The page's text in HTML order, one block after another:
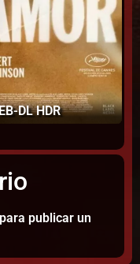
DL HDR
para publicar un